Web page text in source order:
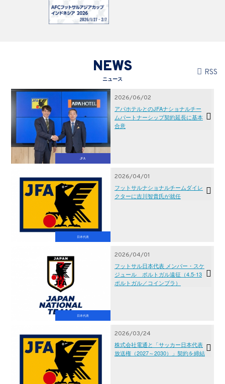
NEWS
ニュース
RSS
JFA
2026/06/02
アパホテルとのJFAナショナルチー
ムパートナーシップ契約延長に基本
合意
日本代表
2026/04/01
フットサルナショナルチームダイレ
クターに吉川智貴氏が就任
日本代表
2026/04/01
フットサル日本代表 メンバー・スケ
ジュール ポルトガル遠征（4.5-13
ポルトガル／コインブラ）
2026/03/24
株式会社電通と「サッカー日本代表
放送権（2027～2030）」契約を締結